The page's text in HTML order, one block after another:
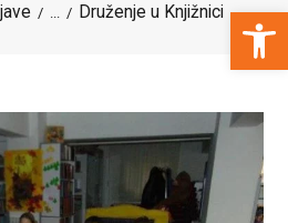
Open toolbar
... Druženje u Knjižnici
I PROJEKTI